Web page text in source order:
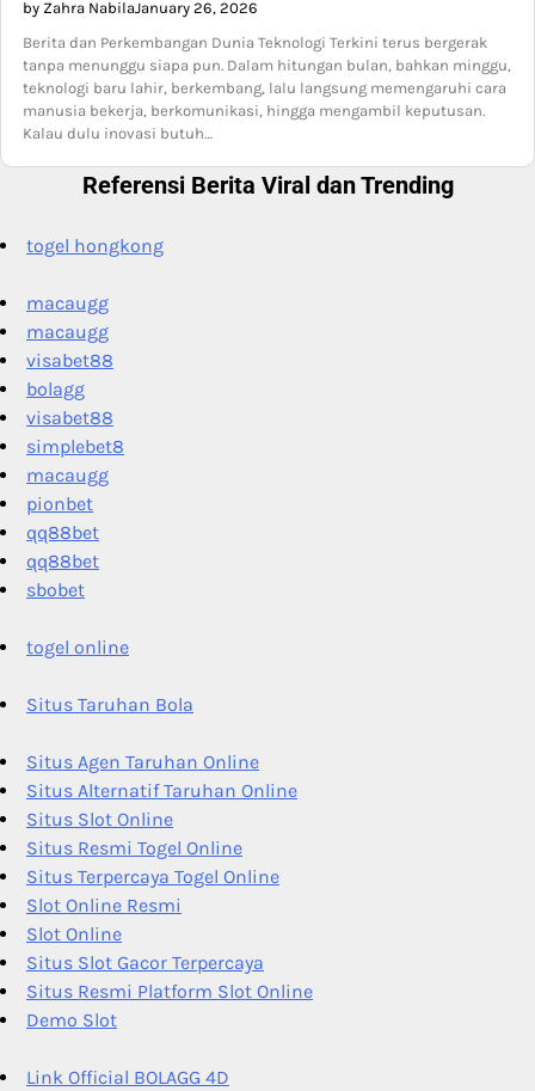
by Zahra NabilaJanuary 26, 2026
Berita dan Perkembangan Dunia Teknologi Terkini terus bergerak
tanpa menunggu siapa pun. Dalam hitungan bulan, bahkan minggu,
teknologi baru lahir, berkembang, lalu langsung memengaruhi cara
manusia bekerja, berkomunikasi, hingga mengambil keputusan.
Kalau dulu inovasi butuh…
Referensi Berita Viral dan Trending
togel hongkong
macaugg
macaugg
visabet88
bolagg
visabet88
simplebet8
macaugg
pionbet
qq88bet
qq88bet
sbobet
togel online
Situs Taruhan Bola
Situs Agen Taruhan Online
Situs Alternatif Taruhan Online
Situs Slot Online
Situs Resmi Togel Online
Situs Terpercaya Togel Online
Slot Online Resmi
Slot Online
Situs Slot Gacor Terpercaya
Situs Resmi Platform Slot Online
Demo Slot
Link Official BOLAGG 4D